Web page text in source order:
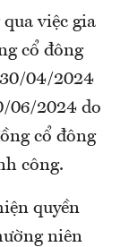
việc gia
cổ đông
04/2024
06/2024 do
cổ đông
công.
quyền
niên